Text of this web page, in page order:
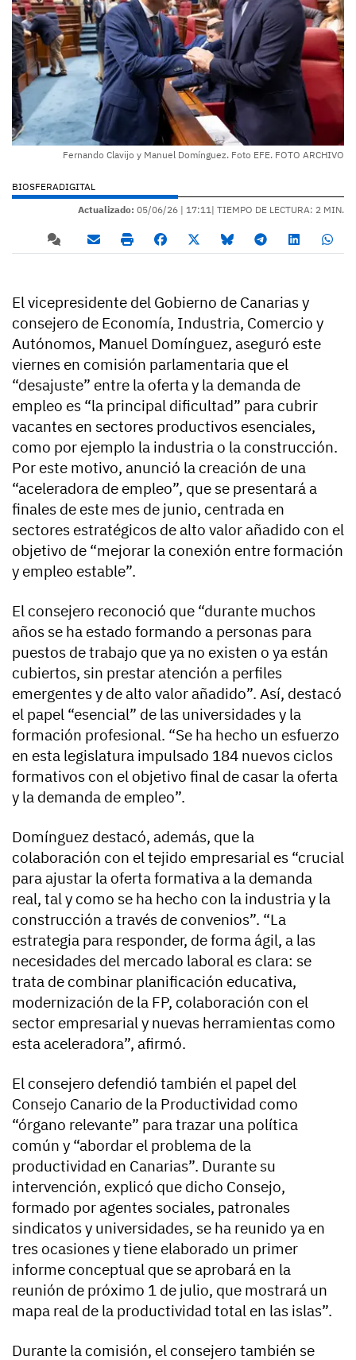
Fernando Clavijo y Manuel Domínguez. Foto EFE. FOTO ARCHIVO
BIOSFERADIGITAL
Actualizado: 05/06/26 | 17:11 | TIEMPO DE LECTURA: 2 MIN.
El vicepresidente del Gobierno de Canarias y
consejero de Economía, Industria, Comercio y
Autónomos, Manuel Domínguez, aseguró este
viernes en comisión parlamentaria que el
“desajuste” entre la oferta y la demanda de
empleo es “la principal dificultad” para cubrir
vacantes en sectores productivos esenciales,
como por ejemplo la industria o la construcción.
Por este motivo, anunció la creación de una
“aceleradora de empleo”, que se presentará a
finales de este mes de junio, centrada en
sectores estratégicos de alto valor añadido con el
objetivo de “mejorar la conexión entre formación
y empleo estable”.
El consejero reconoció que “durante muchos
años se ha estado formando a personas para
puestos de trabajo que ya no existen o ya están
cubiertos, sin prestar atención a perfiles
emergentes y de alto valor añadido”. Así, destacó
el papel “esencial” de las universidades y la
formación profesional. “Se ha hecho un esfuerzo
en esta legislatura impulsado 184 nuevos ciclos
formativos con el objetivo final de casar la oferta
y la demanda de empleo”.
Domínguez destacó, además, que la
colaboración con el tejido empresarial es “crucial
para ajustar la oferta formativa a la demanda
real, tal y como se ha hecho con la industria y la
construcción a través de convenios”. “La
estrategia para responder, de forma ágil, a las
necesidades del mercado laboral es clara: se
trata de combinar planificación educativa,
modernización de la FP, colaboración con el
sector empresarial y nuevas herramientas como
esta aceleradora”, afirmó.
El consejero defendió también el papel del
Consejo Canario de la Productividad como
“órgano relevante” para trazar una política
común y “abordar el problema de la
productividad en Canarias”. Durante su
intervención, explicó que dicho Consejo,
formado por agentes sociales, patronales
sindicatos y universidades, se ha reunido ya en
tres ocasiones y tiene elaborado un primer
informe conceptual que se aprobará en la
reunión de próximo 1 de julio, que mostrará un
mapa real de la productividad total en las islas”.
Durante la comisión, el consejero también se